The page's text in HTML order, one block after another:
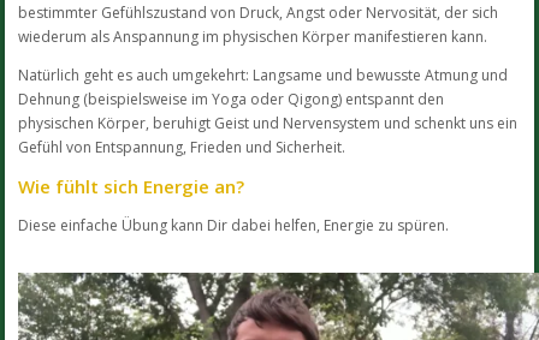
bestimmter Gefühlszustand von Druck, Angst oder Nervosität, der sich
wiederum als Anspannung im physischen Körper manifestieren kann.
Natürlich geht es auch umgekehrt: Langsame und bewusste Atmung und
Dehnung (beispielsweise im Yoga oder Qigong) entspannt den
physischen Körper, beruhigt Geist und Nervensystem und schenkt uns ein
Gefühl von Entspannung, Frieden und Sicherheit.
Wie fühlt sich Energie an?
Diese einfache Übung kann Dir dabei helfen, Energie zu spüren.